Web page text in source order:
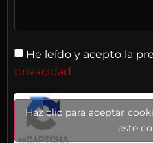
He leído y acepto la
privacidad
Haz clic para aceptar
este